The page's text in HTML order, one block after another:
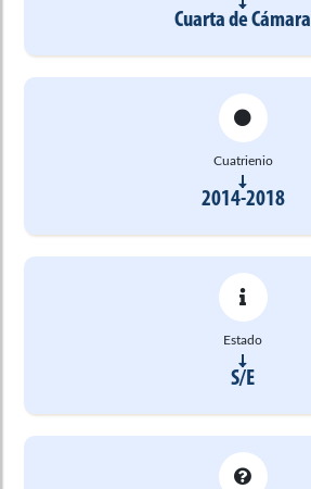
Cuarta de Cámara
Cuatrienio
2014-2018
Estado
S/E